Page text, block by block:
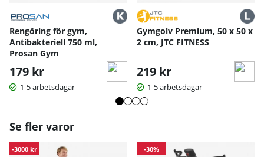
Produktvikt: 49,5 kg
Bruksanvisning / manual »
Rengöring för gym,
Antibakteriell 750 ml,
Prosan Gym
179 kr
1-5 arbetsdagar
Gymgolv Premium, 50 x 50 x
2 cm, JTC FITNESS
219 kr
1-5 arbetsdagar
Se fler varor
-3000 kr -30%